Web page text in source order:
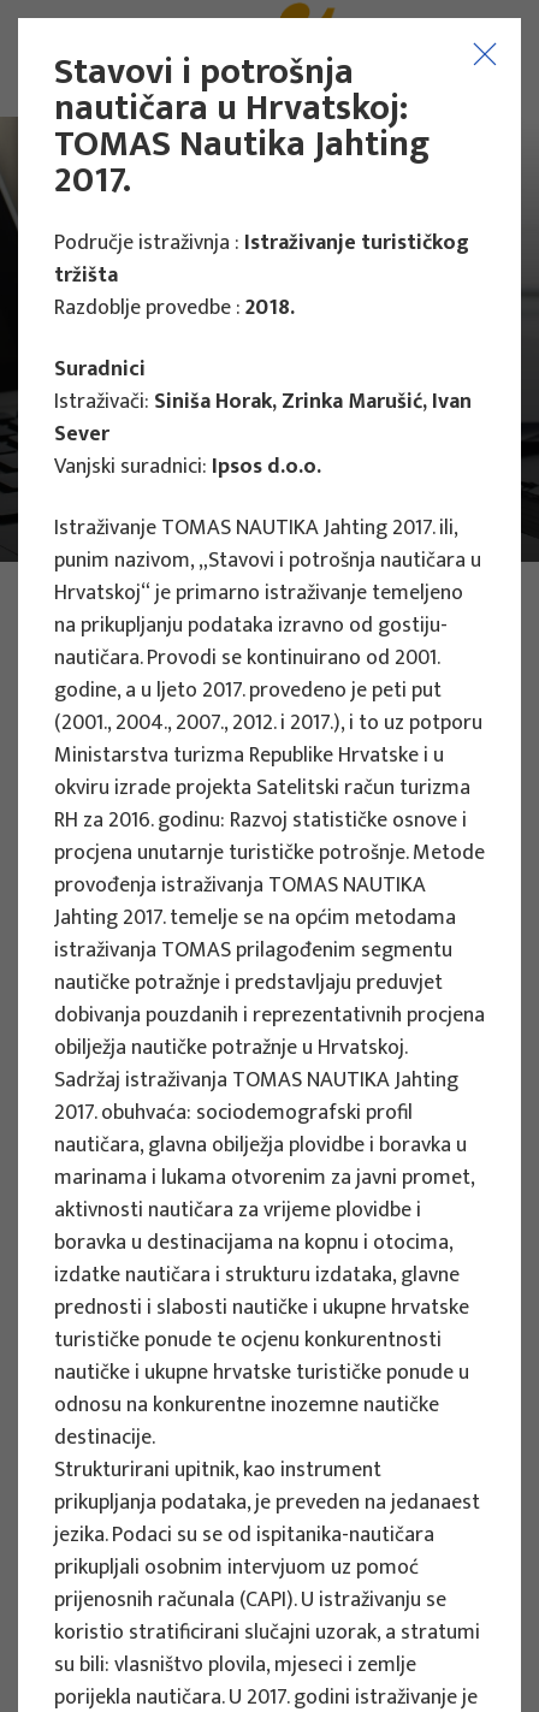
Projekti
FOTO:ILUSTRATIVNA FOTOGRAFIJA
Projekti
ZNANSTVENI PROJEKTI
Procjena utjecaja klimatskih promjena
na turizam temeljen na prirodi: razvoj
indeksa ranjivosti i otpornosti
zaštićenih područja za upravljanje
strategijama prilagodbe - PACT-VIRA
Voditelj projekta
Izidora Marković Vukadin
Razdoblje provedbe : 2024. - 2027.
Vidi više
ZNANSTVENI PROJEKTI
Kognitivne pristranosti kao izvor
suboptimalnih odluka u turizmu i
problema (ne)održivosti:
Razumijevanjem pristranosti do
kvalitetnijeg upravljanja turizmom -
BIASTOUR
Voditelj projekta
Ivan Sever
Razdoblje provedbe : 2024. - 2027.
Vidi više
Stavovi i potrošnja
nautičara u Hrvatskoj:
TOMAS Nautika Jahting
2017.
Područje istraživnja : Istraživanje turističkog
tržišta
Razdoblje provedbe :2018.
Suradnici
Istraživači: Siniša Horak, Zrinka Marušić, Ivan
Sever
Vanjski suradnici: Ipsos d.o.o.
Istraživanje TOMAS NAUTIKA Jahting 2017. ili,
punim nazivom, „Stavovi i potrošnja nautičara u
Hrvatskoj“ je primarno istraživanje temeljeno
na prikupljanju podataka izravno od gostiju-
nautičara. Provodi se kontinuirano od 2001.
godine, a u ljeto 2017. provedeno je peti put
(2001., 2004., 2007., 2012. i 2017.), i to uz potporu
Ministarstva turizma Republike Hrvatske i u
okviru izrade projekta Satelitski račun turizma
RH za 2016. godinu: Razvoj statističke osnove i
procjena unutarnje turističke potrošnje. Metode
provođenja istraživanja TOMAS NAUTIKA
Jahting 2017. temelje se na općim metodama
istraživanja TOMAS prilagođenim segmentu
nautičke potražnje i predstavljaju preduvjet
dobivanja pouzdanih i reprezentativnih procjena
obilježja nautičke potražnje u Hrvatskoj.
Sadržaj istraživanja TOMAS NAUTIKA Jahting
2017. obuhvaća: sociodemografski profil
nautičara, glavna obilježja plovidbe i boravka u
marinama i lukama otvorenim za javni promet,
aktivnosti nautičara za vrijeme plovidbe i
boravka u destinacijama na kopnu i otocima,
izdatke nautičara i strukturu izdataka, glavne
prednosti i slabosti nautičke i ukupne hrvatske
turističke ponude te ocjenu konkurentnosti
nautičke i ukupne hrvatske turističke ponude u
odnosu na konkurentne inozemne nautičke
destinacije.
Strukturirani upitnik, kao instrument
prikupljanja podataka, je preveden na jedanaest
jezika. Podaci su se od ispitanika-nautičara
prikupljali osobnim intervjuom uz pomoć
prijenosnih računala (CAPI). U istraživanju se
koristio stratificirani slučajni uzorak, a stratumi
su bili: vlasništvo plovila, mjeseci i zemlje
porijekla nautičara. U 2017. godini istraživanje je